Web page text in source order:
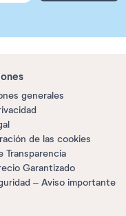
generales
de las cookies
Transparencia
Garantizado
– Aviso importante